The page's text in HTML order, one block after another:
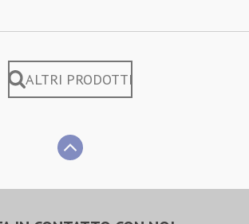
ALTRI PRODOTTI